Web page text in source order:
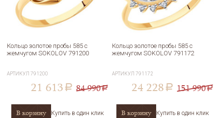
Кольцо золотое пробы 585 с
жемчугом SOKOLOV 791200
АРТИКУЛ791200
21 613 a 84 990a
В корзину Купить в один клик
Кольцо золотое пробы 585 с
жемчугом SOKOLOV 791172
АРТИКУЛ791172
24 228 a 151 990a
В корзину Купить в один клик